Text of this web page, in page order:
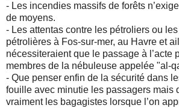
- Les incendies massifs de forêts
de moyens.
- Les attentas contre les pétroliers ou
pétrolières à Fos-sur-mer, au Havre et
nécessiteraient que le passage à l’acte
membres de la nébuleuse appelée "al-
- Que penser enfin de la sécurité dans
fouille avec minutie les passagers mais
vraiment les bagagistes lorsque l’on